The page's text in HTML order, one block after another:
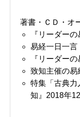
著書・ＣＤ・オ
『リーダー
易経一日一言
『リーダー
致知主催の易
特集「古典力
知』2018年